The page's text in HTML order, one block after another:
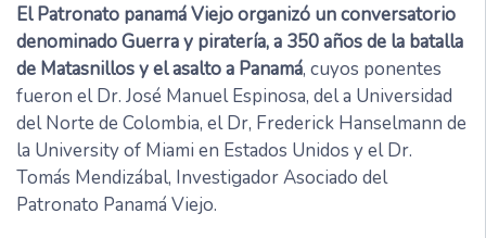
El Patronato panamá Viejo organizó un conversatorio
denominado Guerra y piratería, a 350 años de la batalla
de Matasnillos y el asalto a Panamá, cuyos ponentes
fueron el Dr. José Manuel Espinosa, del a Universidad
del Norte de Colombia, el Dr, Frederick Hanselmann de
la University of Miami en Estados Unidos y el Dr.
Tomás Mendizábal, Investigador Asociado del
Patronato Panamá Viejo.